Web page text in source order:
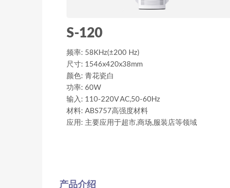
S-120
频率: 58KHz(±200 Hz)
尺寸: 1546x420x38mm
颜色: 青花瓷白
功率: 60W
输入: 110-220V AC,50-60Hz
材料: ABS757高强度材料
应用: 主要应用于超市,商场,服装店等领域
产品介绍